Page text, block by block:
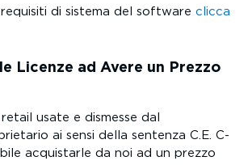
di sistema del software clicca
Licenze ad Avere un Prezzo
usate e dismesse dal
ai sensi della sentenza C.E. C-
acquistarle da noi ad un prezzo